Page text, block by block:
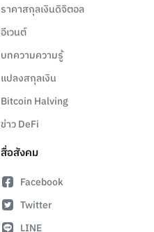
ราคาสกุลเงินดิจิตอล
อีเวนต์
บทความความรู้
แปลงสกุลเงิน
Bitcoin Halving
ข่าว DeFi
สื่อสังคม
Facebook
Twitter
LINE